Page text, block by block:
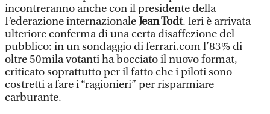
incontreranno anche con il presidente della
Federazione internazionaleJean Todt. Ieri è arrivata
ulteriore conferma di una certa disaffezione del
pubblico: in un sondaggio di ferrari.com l’83% di
oltre 50mila votanti ha bocciato il nuovo format,
criticato soprattutto per il fatto che i piloti sono
costretti a fare i “ragionieri” per risparmiare
carburante.